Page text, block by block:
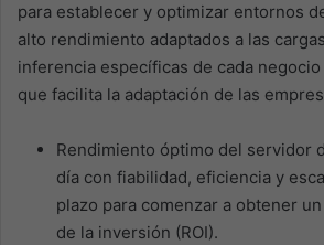
para establecer y optimizar entornos
alto rendimiento adaptados a las
inferencia específicas de cada
que facilita la adaptación de las
Rendimiento óptimo del servidor
día con fiabilidad, eficiencia y
plazo para comenzar a obtener
de la inversión (ROI).